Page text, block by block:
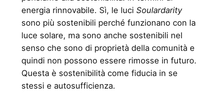
energia rinnovabile. Sì, le luci Soulardarity
sono più sostenibili perché funzionano con la
luce solare, ma sono anche sostenibili nel
senso che sono di proprietà della comunità e
quindi non possono essere rimosse in futuro.
Questa è sostenibilità come fiducia in se
stessi e autosufficienza.